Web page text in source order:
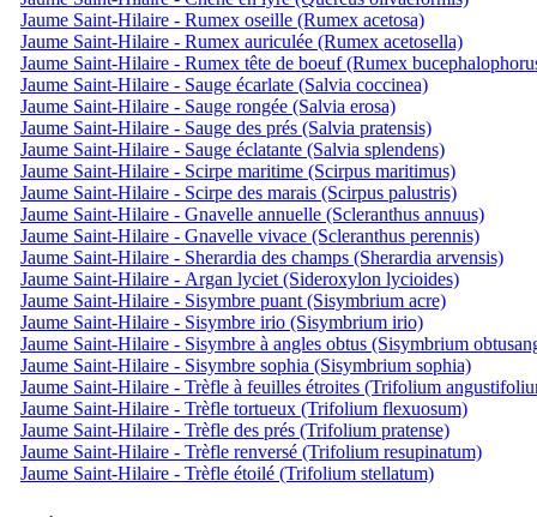
Jaume Saint-Hilaire - Rumex oseille (Rumex acetosa)
Jaume Saint-Hilaire - Rumex auriculée (Rumex acetosella)
Jaume Saint-Hilaire - Rumex tête de boeuf (Rumex
Jaume Saint-Hilaire - Sauge écarlate (Salvia coccinea)
Jaume Saint-Hilaire - Sauge rongée (Salvia erosa)
Jaume Saint-Hilaire - Sauge des prés (Salvia pratensis)
Jaume Saint-Hilaire - Sauge éclatante (Salvia splendens)
Jaume Saint-Hilaire - Scirpe maritime (Scirpus maritimus)
Jaume Saint-Hilaire - Scirpe des marais (Scirpus palustris)
Jaume Saint-Hilaire - Gnavelle annuelle (Scleranthus annuus)
Jaume Saint-Hilaire - Gnavelle vivace (Scleranthus perennis)
Jaume Saint-Hilaire - Sherardia des champs (Sherardia arvensis)
Jaume Saint-Hilaire - Argan lyciet (Sideroxylon lycioides)
Jaume Saint-Hilaire - Sisymbre puant (Sisymbrium acre)
Jaume Saint-Hilaire - Sisymbre irio (Sisymbrium irio)
Jaume Saint-Hilaire - Sisymbre à angles obtus (Sisymbrium
Jaume Saint-Hilaire - Sisymbre sophia (Sisymbrium sophia)
Jaume Saint-Hilaire - Trèfle à feuilles étroites (Trifolium
Jaume Saint-Hilaire - Trèfle tortueux (Trifolium flexuosum)
Jaume Saint-Hilaire - Trèfle des prés (Trifolium pratense)
Jaume Saint-Hilaire - Trèfle renversé (Trifolium resupinatum)
Jaume Saint-Hilaire - Trèfle étoilé (Trifolium stellatum)